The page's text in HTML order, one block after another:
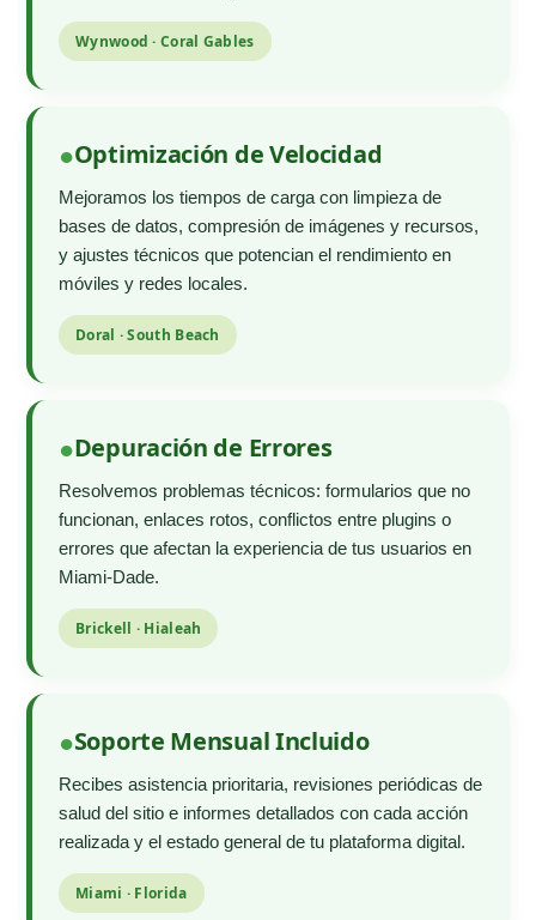
Wynwood · Coral Gables
Optimización de Velocidad
Mejoramos los tiempos de carga con limpieza de
bases de datos, compresión de imágenes y recursos,
y ajustes técnicos que potencian el rendimiento en
móviles y redes locales.
Doral · South Beach
Depuración de Errores
Resolvemos problemas técnicos: formularios que no
funcionan, enlaces rotos, conflictos entre plugins o
errores que afectan la experiencia de tus usuarios en
Miami-Dade.
Brickell · Hialeah
Soporte Mensual Incluido
Recibes asistencia prioritaria, revisiones periódicas de
salud del sitio e informes detallados con cada acción
realizada y el estado general de tu plataforma digital.
Miami · Florida